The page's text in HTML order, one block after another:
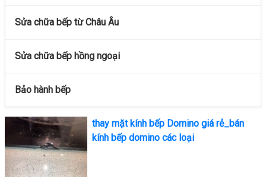
Sửa chữa bếp từ Châu Âu
Sửa chữa bếp hồng ngoại
Bảo hành bếp
thay mặt kính bếp Domino giá rẻ_bán
kính bếp domino các loại